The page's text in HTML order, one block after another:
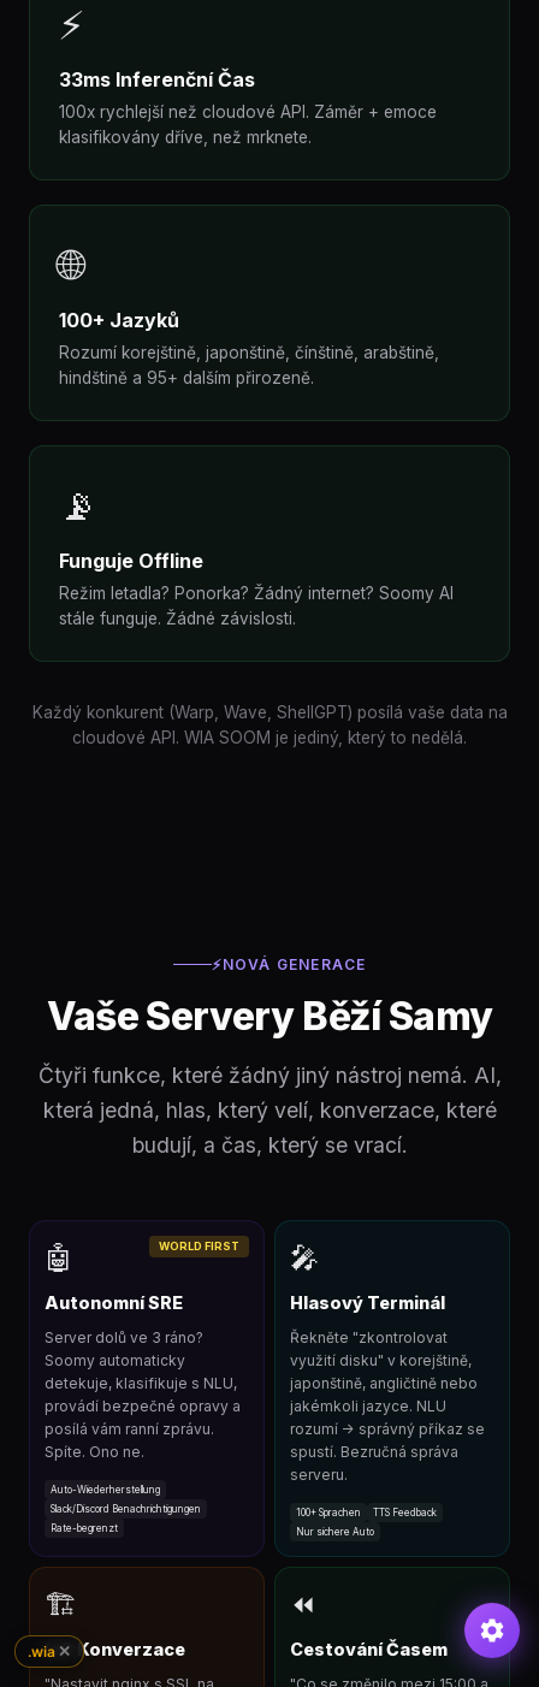
⚡
33ms Inferenční Čas
100x rychlejší než cloudové API. Záměr + emoce
klasifikovány dříve, než mrknete.
🌐
100+ Jazyků
Rozumí korejštině, japonštině, čínštině, arabštině,
hindštině a 95+ dalším přirozeně.
📡
Funguje Offline
Režim letadla? Ponorka? Žádný internet? Soomy AI
stále funguje. Žádné závislosti.
Každý konkurent (Warp, Wave, ShellGPT) posílá vaše data na
cloudové API. WIA SOOM je jediný, který to nedělá.
⚡NOVÁ GENERACE
Vaše Servery Běží Samy
Čtyři funkce, které žádný jiný nástroj nemá. AI,
která jedná, hlas, který velí, konverzace, které
budují, a čas, který se vrací.
WORLD FIRST
🤖
Autonomní SRE
Server dolů ve 3 ráno?
Soomy automaticky
detekuje, klasifikuje s NLU,
provádí bezpečné opravy a
posílá vám ranní zprávu.
Spíte. Ono ne.
Auto-Wiederherstellung
Slack/Discord Benachrichtigungen
Rate-begrenzt
🎤
Hlasový Terminál
Řekněte "zkontrolovat
využití disku" v korejštině,
japonštině, angličtině nebo
jakémkoli jazyce. NLU
rozumí → správný příkaz se
spustí. Bezručná správa
serveru.
100+ Sprachen
TTS Feedback
Nur sichere Auto
🏗
IaC Konverzace
⏪
Cestování Časem
.wia ✕